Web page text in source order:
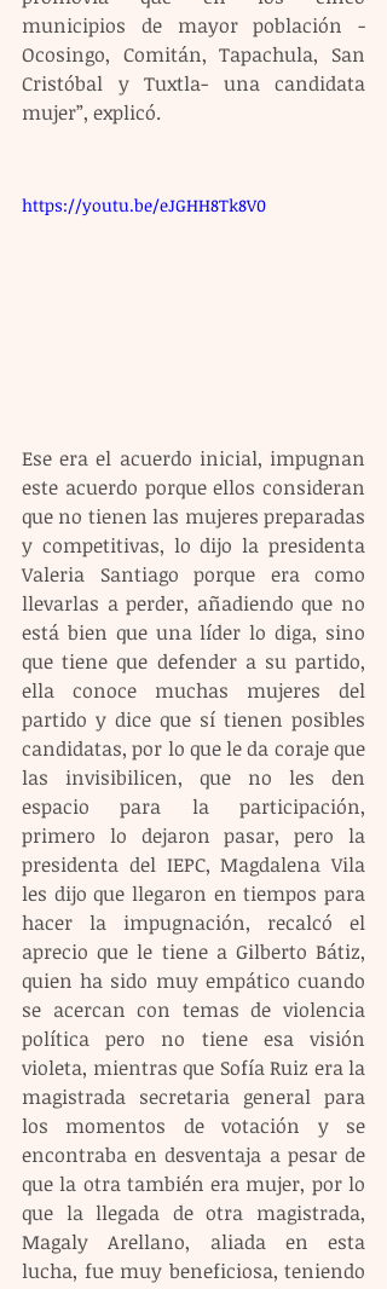
municipios de mayor población -
Ocosingo, Comitán, Tapachula, San
Cristóbal y Tuxtla- una candidata
mujer”, explicó.
https://youtu.be/eJGHH8Tk8V0
Ese era el acuerdo inicial, impugnan
este acuerdo porque ellos consideran
que no tienen las mujeres preparadas
y competitivas, lo dijo la presidenta
Valeria Santiago porque era como
llevarlas a perder, añadiendo que no
está bien que una líder lo diga, sino
que tiene que defender a su partido,
ella conoce muchas mujeres del
partido y dice que sí tienen posibles
candidatas, por lo que le da coraje que
las invisibilicen, que no les den
espacio para la participación,
primero lo dejaron pasar, pero la
presidenta del IEPC, Magdalena Vila
les dijo que llegaron en tiempos para
hacer la impugnación, recalcó el
aprecio que le tiene a Gilberto Bátiz,
quien ha sido muy empático cuando
se acercan con temas de violencia
política pero no tiene esa visión
violeta, mientras que Sofía Ruiz era la
magistrada secretaria general para
los momentos de votación y se
encontraba en desventaja a pesar de
que la otra también era mujer, por lo
que la llegada de otra magistrada,
Magaly Arellano, aliada en esta
lucha, fue muy beneficiosa, teniendo